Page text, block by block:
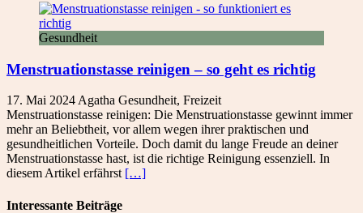
Gesundheit
Menstruationstasse reinigen – so geht es richtig
17. Mai 2024Agatha Gesundheit, Freizeit
Menstruationstasse reinigen: Die Menstruationstasse gewinnt immer
mehr an Beliebtheit, vor allem wegen ihrer praktischen und
gesundheitlichen Vorteile. Doch damit du lange Freude an deiner
Menstruationstasse hast, ist die richtige Reinigung essenziell. In
diesem Artikel erfährst […]
Interessante Beiträge